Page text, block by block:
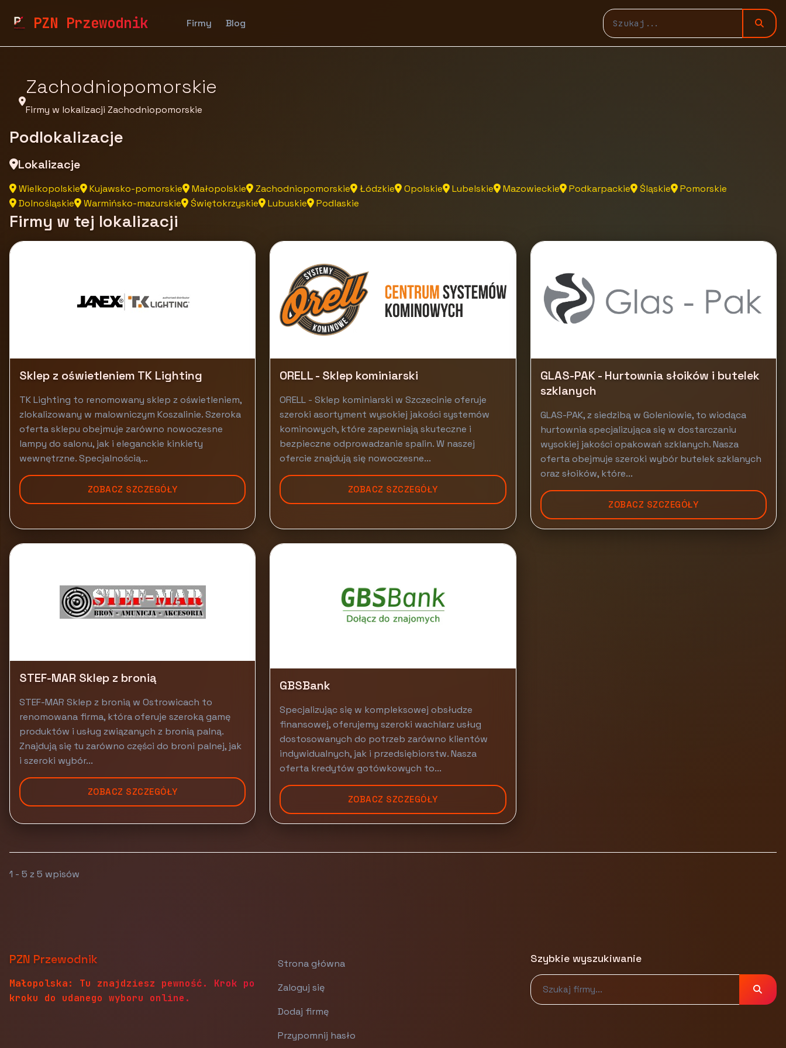
PZN Przewodnik Firmy Blog
pzn.malopolska.pl Firmy Firmy z województwa
Zachodniopomorskie
Firmy w lokalizacji Zachodniopomorskie
Podlokalizacje
Lokalizacje
Wielkopolskie Kujawsko-pomorskie Małopolskie Zachodniopomorskie Łódzkie Opolskie Lubelskie Mazowieckie Podkarpackie Śląskie
Pomorskie
Dolnośląskie
Warmińsko-mazurskie Świętokrzyskie Lubuskie Podlaskie
Firmy w tej lokalizacji
Sklep z oświetleniem TK Lighting
TK Lighting to renomowany sklep z oświetleniem,
zlokalizowany w malowniczym Koszalinie. Szeroka
oferta sklepu obejmuje zarówno nowoczesne
lampy do salonu, jak i eleganckie kinkiety
wewnętrzne. Specjalnością...
ZOBACZ SZCZEGÓŁY
ORELL - Sklep kominiarski
ORELL - Sklep kominiarski w Szczecinie oferuje
szeroki asortyment wysokiej jakości systemów
kominowych, które zapewniają skuteczne i
bezpieczne odprowadzanie spalin. W naszej
ofercie znajdują się nowoczesne...
ZOBACZ SZCZEGÓŁY
GLAS-PAK - Hurtownia słoików i butelek
szklanych
GLAS-PAK, z siedzibą w Goleniowie, to wiodąca
hurtownia specjalizująca się w dostarczaniu
wysokiej jakości opakowań szklanych. Nasza
oferta obejmuje szeroki wybór butelek szklanych
oraz słoików, które...
ZOBACZ SZCZEGÓŁY
STEF-MAR Sklep z bronią
STEF-MAR Sklep z bronią w Ostrowicach to
renomowana firma, która oferuje szeroką gamę
produktów i usług związanych z bronią palną.
Znajdują się tu zarówno części do broni palnej, jak
i szeroki wybór...
ZOBACZ SZCZEGÓŁY
GBSBank
Specjalizując się w kompleksowej obsłudze
finansowej, oferujemy szeroki wachlarz usług
dostosowanych do potrzeb zarówno klientów
indywidualnych, jak i przedsiębiorstw. Nasza
oferta kredytów gotówkowych to...
ZOBACZ SZCZEGÓŁY
1 - 5 z 5 wpisów
PZN Przewodnik
Małopolska: Tu znajdziesz pewność. Krok po
kroku do udanego wyboru online.
Strona główna
Zaloguj się
Dodaj firmę
Przypomnij hasło
Szybkie wyszukiwanie